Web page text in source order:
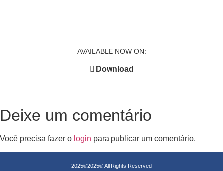
AVAILABLE NOW ON:
Download
Deixe um comentário
Você precisa fazer o login para publicar um comentário.
2025®2025® All Rights Reserved